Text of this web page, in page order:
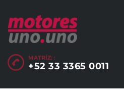
MATRÍZ: :
+52 33 3365 0011